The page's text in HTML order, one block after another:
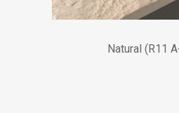
Natural (R11